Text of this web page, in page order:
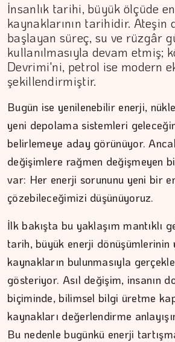
İnsanlık tarihi, büyük ölçüde
kaynaklarının tarihidir. Ateşin
başlayan süreç, su ve rüzgâr
kullanılmasıyla devam etmiş;
Devrimi'ni, petrol ise modern
şekillendirmiştir.
Bugün ise yenilenebilir enerji,
yeni depolama sistemleri
belirlemeye aday görünüyor.
değişimlere rağmen değişmeyen
var: Her enerji sorununu yeni bir
çözebileceğimizi düşünüyoruz.
İlk bakışta bu yaklaşım mantıklı
tarih, büyük enerji dönüşümlerinin
kaynakların bulunmasıyla
gösteriyor. Asıl değişim, insanın
biçiminde, bilimsel bilgi üretme
kaynakları değerlendirme
Bu nedenle bugünkü enerji
ÇİĞDEM MEN
Yoğunluktan kaçarken